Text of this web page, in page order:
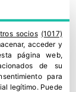
socios (1017)
acceder y
página web,
de su
para
legítimo. Puede